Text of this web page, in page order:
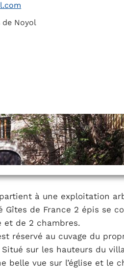
de Noyol
à une exploitation
Gîtes de France 2 épis se
et de 2 chambres.
réservé au cuvage du
sur les hauteurs du
belle vue sur l’église et le